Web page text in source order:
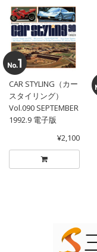
CAR STYLING（カー
スタイリング）
Vol.090 SEPTEMBER
1992.9 電子版
¥2,100